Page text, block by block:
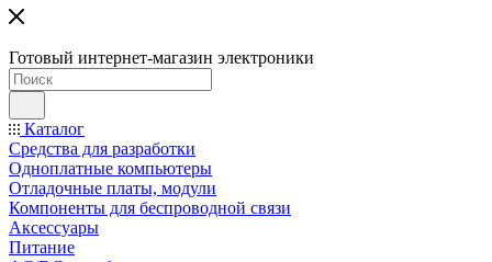
Готовый интернет-магазин электроники
Каталог
Средства для разработки
Одноплатные компьютеры
Отладочные платы, модули
Компоненты для беспроводной связи
Аксессуары
Питание